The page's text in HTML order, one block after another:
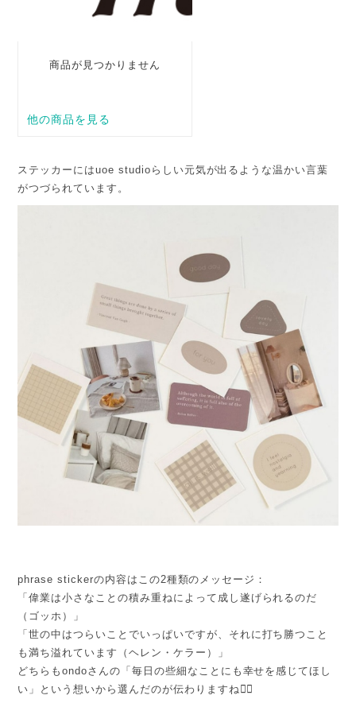
ステッカーにはuoe studioらしい元気が出るような温かい言葉
がつづられています。
phrase stickerの内容はこの2種類のメッセージ：
「偉業は小さなことの積み重ねによって成し遂げられるのだ
（ゴッホ）」
「世の中はつらいことでいっぱいですが、それに打ち勝つこと
も満ち溢れています（ヘレン・ケラー）」
どちらもondoさんの「毎日の些細なことにも幸せを感じてほし
い」という想いから選んだのが伝わりますね🧚‍♀️